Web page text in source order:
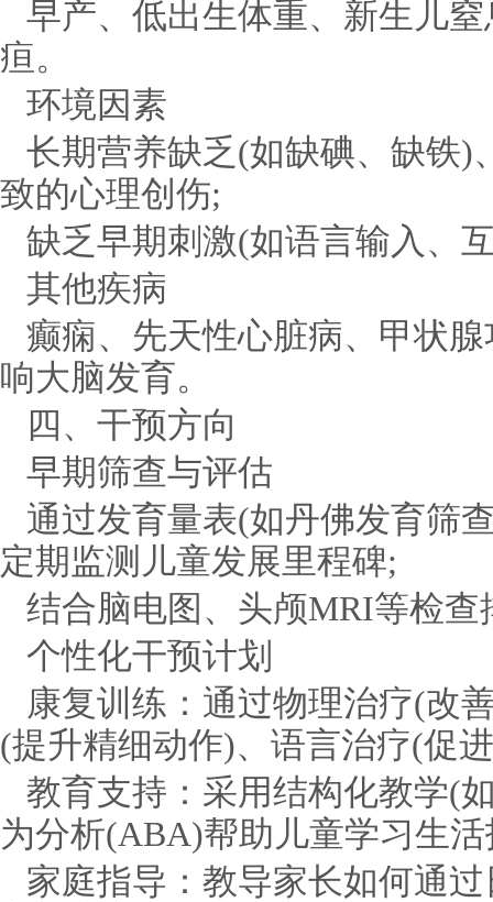
早产、低出生体重、新生儿
疸。
环境因素
长期营养缺乏(如缺碘、缺铁)
致的心理创伤;
缺乏早期刺激(如语言输入、
其他疾病
癫痫、先天性心脏病、甲状
响大脑发育。
四、干预方向
早期筛查与评估
通过发育量表(如丹佛发育筛
定期监测儿童发展里程碑;
结合脑电图、头颅MRI等检查
个性化干预计划
康复训练：通过物理治疗(改
(提升精细动作)、语言治疗(促
教育支持：采用结构化教学(
为分析(ABA)帮助儿童学习生
家庭指导：教导家长如何通